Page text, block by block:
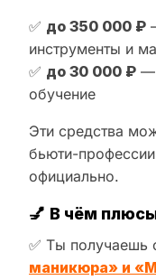
✅ до 350 000 ₽
инструменты и
✅ до 30 000 ₽ —
обучение
Эти средства
бьюти-
официально.
💅 В чём
✅ Ты получаешь
маникюра» и